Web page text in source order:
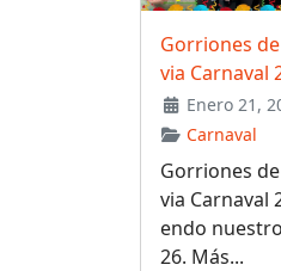
Gorriones
via Carnaval
Enero 21,
Carnaval
Gorriones
via Carnaval
endo
26. Más...